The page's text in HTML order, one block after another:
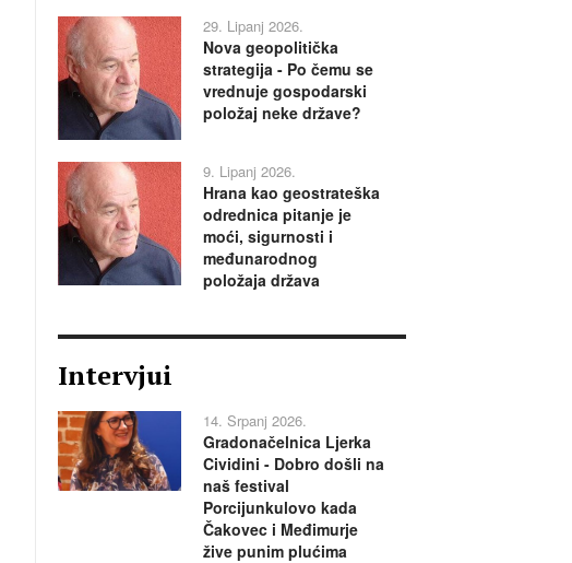
29. Lipanj 2026.
Nova geopolitička
strategija - Po čemu se
vrednuje gospodarski
položaj neke države?
9. Lipanj 2026.
Hrana kao geostrateška
odrednica pitanje je
moći, sigurnosti i
međunarodnog
položaja država
Intervjui
14. Srpanj 2026.
Gradonačelnica Ljerka
Cividini - Dobro došli na
naš festival
Porcijunkulovo kada
Čakovec i Međimurje
žive punim plućima